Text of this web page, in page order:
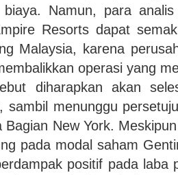
Namun, para
Resorts dapat
Malaysia, karena
operasi yang
diharapkan akan
sambil menunggu
Bagian New York.
pada modal saham
positif pada laba